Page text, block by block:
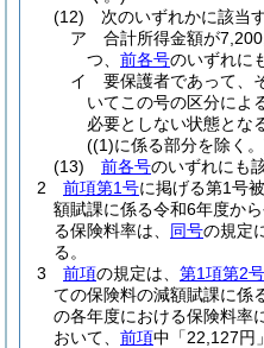
(12)
次のいずれかに該当
ア
合計所得金額が
つ、 前各号のいずれに
イ
要保護者であって、
いてこの号の区分によ
必要としない状態とな
((1)に係る部分を除く
(13)
前各号のいずれにも
2
前項第1号に掲げる第1号
額賦課に係る令和6年度か
る保険料率は、 同号の規定
る。
3
前項の規定は、 第1項第2号
ての保険料の減額賦課に係
の各年度における保険料率
おいて、 前項中「22,127円